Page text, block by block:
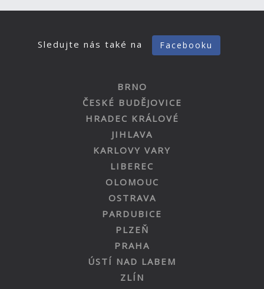
Sledujte nás také na Facebooku
BRNO
ČESKÉ BUDĚJOVICE
HRADEC KRÁLOVÉ
JIHLAVA
KARLOVY VARY
LIBEREC
OLOMOUC
OSTRAVA
PARDUBICE
PLZEŇ
PRAHA
ÚSTÍ NAD LABEM
ZLÍN